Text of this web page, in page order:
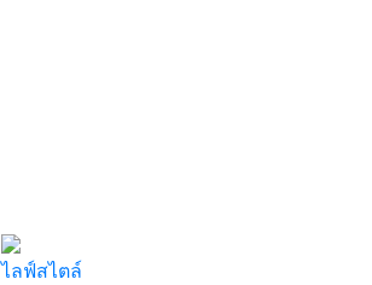
ไลฟ์สไตล์